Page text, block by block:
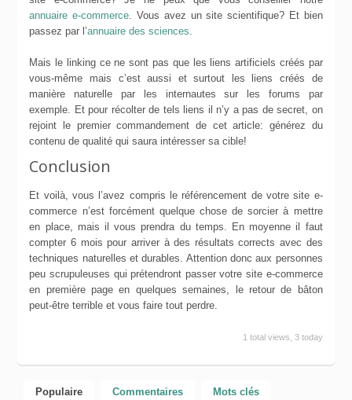
annuaire e-commerce. Vous avez un site scientifique? Et bien
passez par l’annuaire des sciences.
Mais le linking ce ne sont pas que les liens artificiels créés par
vous-même mais c’est aussi et surtout les liens créés de
manière naturelle par les internautes sur les forums par
exemple. Et pour récolter de tels liens il n’y a pas de secret, on
rejoint le premier commandement de cet article: générez du
contenu de qualité qui saura intéresser sa cible!
Conclusion
Et voilà, vous l’avez compris le référencement de votre site e-
commerce n’est forcément quelque chose de sorcier à mettre
en place, mais il vous prendra du temps. En moyenne il faut
compter 6 mois pour arriver à des résultats corrects avec des
techniques naturelles et durables. Attention donc aux personnes
peu scrupuleuses qui prétendront passer votre site e-commerce
en première page en quelques semaines, le retour de bâton
peut-être terrible et vous faire tout perdre.
1 total views, 3 today
Populaire Commentaires Mots clés